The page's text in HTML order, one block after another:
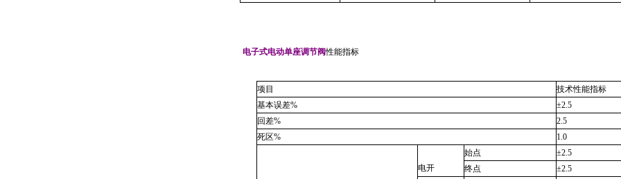
电子式电动单座调节阀性能指标
项目
技术性能指标
基本误差%
±2.5
回差%
2.5
死区% 1.0
电开
始点
±2.5
终点
±2.5